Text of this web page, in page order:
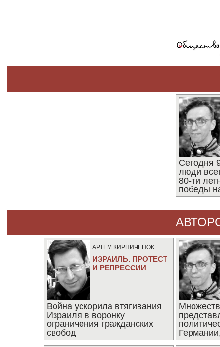
Сегодня
люди
80-ти
победы
АРТЕМ КИРПИЧЕНОК
ИЗРАИЛЬ. ПРОТЕСТ
И РЕПРЕССИИ
Война ускорила втягивания
Израиля в воронку
ограничения гражданских
свобод